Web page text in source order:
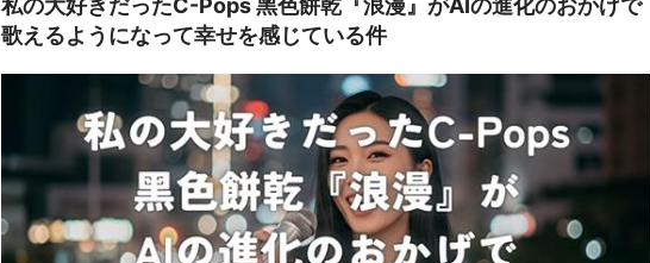
私の大好きだったC-Pops 黑色餅乾『浪漫』がAIの進化のおかげで
歌えるようになって幸せを感じている件